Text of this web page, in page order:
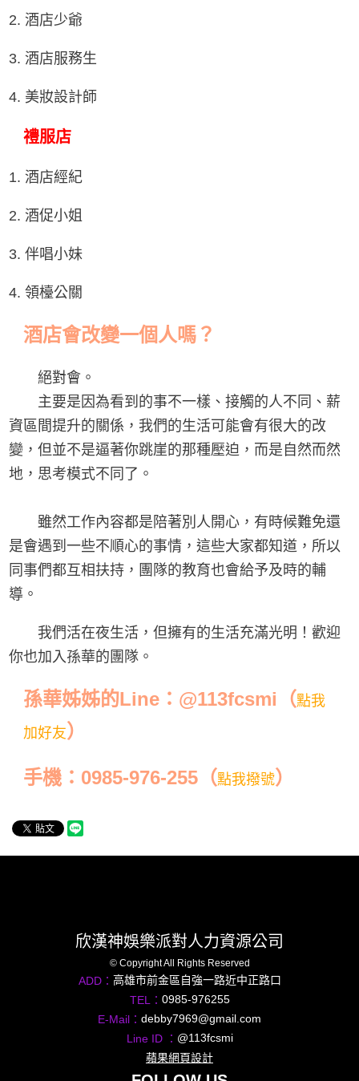
2. 酒店少爺
3. 酒店服務生
4. 美妝設計師
禮服店
1. 酒店經紀
2. 酒促小姐
3. 伴唱小妹
4. 領檯公關
酒店會改變一個人嗎？
絕對會。
主要是因為看到的事不一樣、接觸的人不同、薪
資區間提升的關係，我們的生活可能會有很大的改
變，但並不是逼著你跳崖的那種壓迫，而是自然而然
地，思考模式不同了。
雖然工作內容都是陪著別人開心，有時候難免還
是會遇到一些不順心的事情，這些大家都知道，所以
同事們都互相扶持，團隊的教育也會給予及時的輔
導。
我們活在夜生活，但擁有的生活充滿光明！歡迎
你也加入孫華的團隊。
孫華姊姊的Line：@113fcsmi（點我
加好友）
手機：0985-976-255（點我撥號）
欣漢神娛樂派對人力資源公司
© Copyright All Rights Reserved
ADD： 高雄市前金區自強一路近中正路口
TEL： 0985-976255
E-Mail： debby7969@gmail.com
Line ID ： @113fcsmi
蘋果網頁設計